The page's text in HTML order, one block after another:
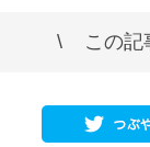
この